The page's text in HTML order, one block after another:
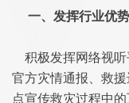
一、发挥行业优势
积极发挥网络视
官方灾情通报、救
点宣传救灾过程中